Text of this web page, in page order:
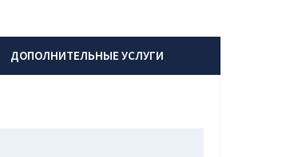
ДОПОЛНИТЕЛЬНЫЕ УСЛУГИ